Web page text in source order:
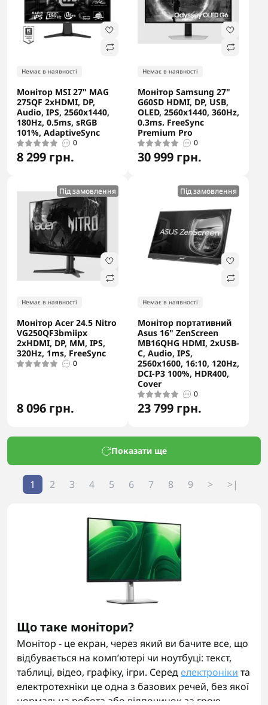
Немає в наявності
Монітор MSI 27" MAG
275QF 2xHDMI, DP,
Audio, IPS, 2560x1440,
180Hz, 0.5ms, sRGB
101%, AdaptiveSync
0
8 299 грн.
Немає в наявності
Монітор Samsung 27"
G60SD HDMI, DP, USB,
OLED, 2560x1440, 360Hz,
0.3ms. FreeSync
Premium Pro
0
30 999 грн.
Під замовлення
Немає в наявності
Монітор Acer 24.5 Nitro
VG250QF3bmiipx
2xHDMI, DP, MM, IPS,
320Hz, 1ms, FreeSync
0
8 096 грн.
Під замовлення
Немає в наявності
Монітор портативний
Asus 16" ZenScreen
MB16QHG HDMI, 2xUSB-
C, Audio, IPS,
2560x1600, 16:10, 120Hz,
DCI-P3 100%, HDR400,
Cover
0
23 799 грн.
Показати ще
1 2 3 4 5 6 7 8 9 > >|
Що таке монітори?
Монітор - це екран, через який ви бачите все, що
відбувається на комп’ютері чи ноутбуці: текст,
таблиці, відео, графіку, ігри. Середелектроніки та
електротехніки це одна з базових речей, без якої
нормальна робота або відпочинок за грою